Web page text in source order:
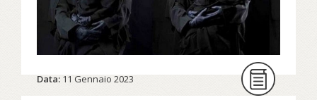
Leggi l'intervista a Shadi Ghadirian su
avvenire.it...
Leggi anche su Fuori le ragazze afghane dalle
Data: 11 Gennaio 2023